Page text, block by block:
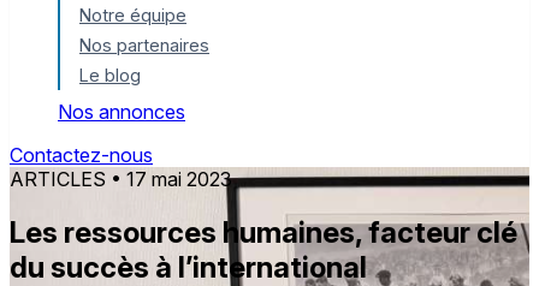
Notre équipe
Nos partenaires
Le blog
Nos annonces
Contactez-nous
ARTICLES • 17 mai 2023
Les ressources humaines, facteur clé
du succès à l’international